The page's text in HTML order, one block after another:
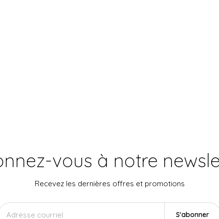
vous à notre
Recevez les dernières offres et promotions
S'abonner